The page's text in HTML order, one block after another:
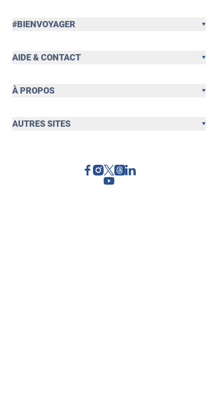
#BIENVOYAGER
AIDE & CONTACT
À PROPOS
AUTRES SITES